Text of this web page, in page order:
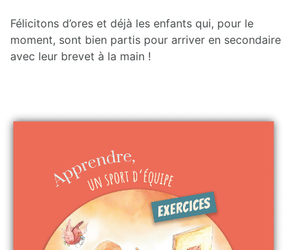
Félicitons d’ores et déjà les enfants qui, pour le
moment, sont bien partis pour arriver en secondaire
avec leur brevet à la main !